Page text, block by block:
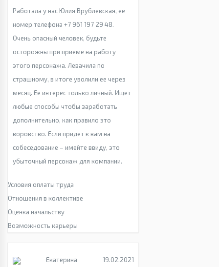
Работала у нас Юлия Врублевская, ее
номер телефона +7 961 197 29 48.
Очень опасный человек, будьте
осторожны при приеме на работу
этого персонажа. Левачила по
страшному, в итоге уволили ее через
месяц. Ее интерес только личный. Ищет
любые способы чтобы заработать
дополнительно, как правило это
воровство. Если придет к вам на
собеседование – имейте ввиду, это
убыточный персонаж для компании.
Условия оплаты труда
Отношения в коллективе
Оценка начальству
Возможность карьеры
Екатерина
19.02.2021